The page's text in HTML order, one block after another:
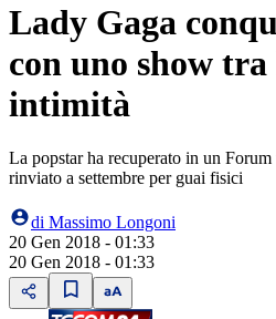
Lady Gaga
con uno show tra
intimità
La popstar ha recuperato in un
rinviato a settembre per guai fisici
di Massimo Longoni
20 Gen 2018 - 01:33
20 Gen 2018 - 01:33